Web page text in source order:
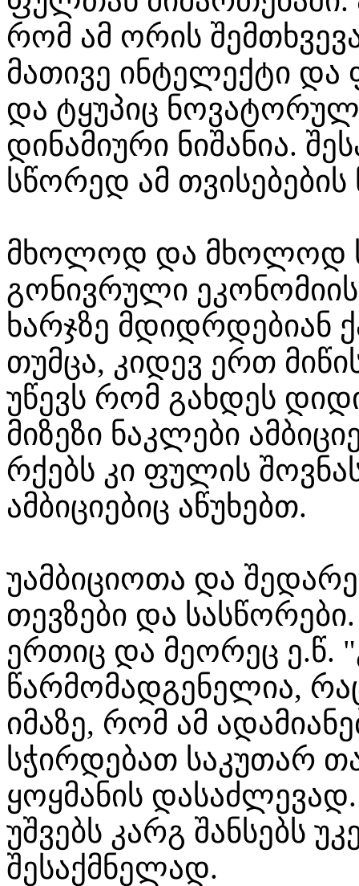
რომ ამ ორის
მათივე ინტელექტი და
და ტყუპიც
დინამიური ნიშანია.
სწორედ ამ
მხოლოდ და მხოლოდ
გონივრული
ხარჯზე მდიდრდებიან
თუმცა, კიდევ ერთ
უწევს რომ გახდეს
მიზეზი ნაკლები
რქებს კი ფულის
ამბიციებიც აწუხებთ.
უამბიციოთა და
თევზები და
ერთიც და მეორეც ე.წ.
წარმომადგენელია,
იმაზე, რომ ამ
სჭირდებათ საკუთარ
ყოყმანის
უშვებს კარგ შანსებს
შესაქმნელად.